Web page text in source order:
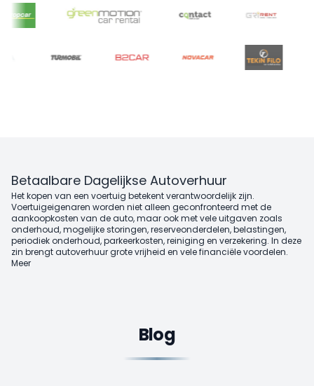
Betaalbare Dagelijkse Autoverhuur
Het kopen van een voertuig betekent verantwoordelijk zijn.
Voertuigeigenaren worden niet alleen geconfronteerd met de
aankoopkosten van de auto, maar ook met vele uitgaven zoals
onderhoud, mogelijke storingen, reserveonderdelen, belastingen,
periodiek onderhoud, parkeerkosten, reiniging en verzekering. In deze
zin brengt autoverhuur grote vrijheid en vele financiële voordelen.
Meer
Blog